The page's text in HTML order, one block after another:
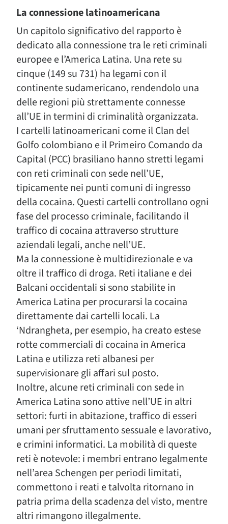
La connessione latinoamericana
Un capitolo significativo del rapporto è
dedicato alla connessione tra le reti criminali
europee e l’America Latina. Una rete su
cinque (149 su 731) ha legami con il
continente sudamericano, rendendolo una
delle regioni più strettamente connesse
all’UE in termini di criminalità organizzata.
I cartelli latinoamericani come il Clan del
Golfo colombiano e il Primeiro Comando da
Capital (PCC) brasiliano hanno stretti legami
con reti criminali con sede nell’UE,
tipicamente nei punti comuni di ingresso
della cocaina. Questi cartelli controllano ogni
fase del processo criminale, facilitando il
traffico di cocaina attraverso strutture
aziendali legali, anche nell’UE.
Ma la connessione è multidirezionale e va
oltre il traffico di droga. Reti italiane e dei
Balcani occidentali si sono stabilite in
America Latina per procurarsi la cocaina
direttamente dai cartelli locali. La
‘Ndrangheta, per esempio, ha creato estese
rotte commerciali di cocaina in America
Latina e utilizza reti albanesi per
supervisionare gli affari sul posto.
Inoltre, alcune reti criminali con sede in
America Latina sono attive nell’UE in altri
settori: furti in abitazione, traffico di esseri
umani per sfruttamento sessuale e lavorativo,
e crimini informatici. La mobilità di queste
reti è notevole: i membri entrano legalmente
nell’area Schengen per periodi limitati,
commettono i reati e talvolta ritornano in
patria prima della scadenza del visto, mentre
altri rimangono illegalmente.